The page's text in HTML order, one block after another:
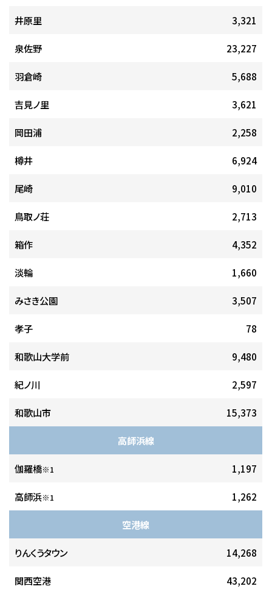
井原里 3,321
泉佐野 23,227
羽倉崎 5,688
吉見ノ里 3,621
岡田浦 2,258
樽井 6,924
尾崎 9,010
鳥取ノ荘 2,713
箱作 4,352
淡輪 1,660
みさき公園 3,507
孝子 78
和歌山大学前 9,480
紀ノ川 2,597
和歌山市 15,373
高師浜線
伽羅橋※1 1,197
高師浜※1 1,262
空港線
りんくうタウン 14,268
関西空港 43,202